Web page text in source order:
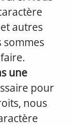
autres
sommes
une
pour
nous